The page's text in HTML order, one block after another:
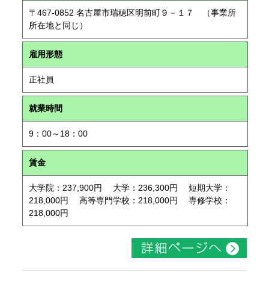
〒467-0852 名古屋市瑞穂区明前町９－１７ （事業所
所在地と同じ）
雇用形態
正社員
就業時間
9：00～18：00
賃金
大学院：237,900円 大学：236,300円 短期大学：
218,000円 高等専門学校：218,000円 専修学校：
218,000円